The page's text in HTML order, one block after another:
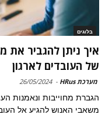
בלוגים
איך ניתן להגביר את
של העובדים לארגון
מערכת HRus -
26/05/2024
הגברת מחוייבות ונאמנות
משאבי האנוש להגיע אל